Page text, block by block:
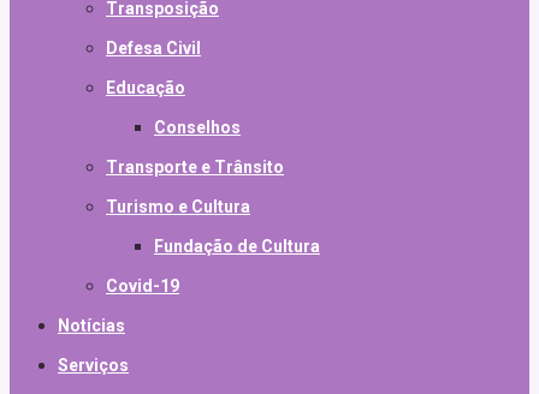
Transposição
Defesa Civil
Educação
Conselhos
Transporte e Trânsito
Turismo e Cultura
Fundação de Cultura
Covid-19
Notícias
Serviços